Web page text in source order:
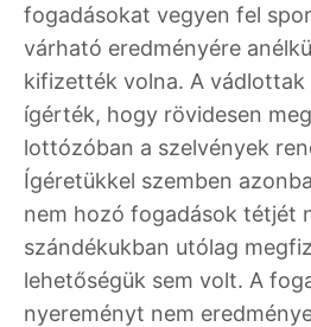
fogadásokat vegyen fel
várható eredményére
kifizették volna. A vádlottak
ígérték, hogy rövidesen
lottózóban a szelvények
Ígéretükkel szemben
nem hozó fogadások tétjét
szándékukban utólag
lehetőségük sem volt. A
nyereményt nem